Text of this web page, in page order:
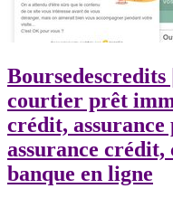
courtier prêt
crédit,
assurance crédit,
banque en ligne